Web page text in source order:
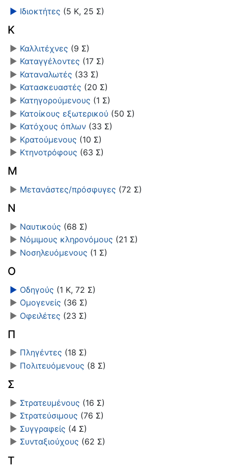
► Ιδιοκτήτες (5 Κ, 25 Σ)
Κ
► Καλλιτέχνες (9 Σ)
► Καταγγέλοντες (17 Σ)
► Καταναλωτές (33 Σ)
► Κατασκευαστές (20 Σ)
► Κατηγορούμενους (1 Σ)
► Κατοίκους εξωτερικού (50 Σ)
► Κατόχους όπλων (33 Σ)
► Κρατούμενους (10 Σ)
► Κτηνοτρόφους (63 Σ)
Μ
► Μετανάστες/πρόσφυγες (72 Σ)
Ν
► Ναυτικούς (68 Σ)
► Νόμιμους κληρονόμους (21 Σ)
► Νοσηλευόμενους (1 Σ)
Ο
► Οδηγούς (1 Κ, 72 Σ)
► Ομογενείς (36 Σ)
► Οφειλέτες (23 Σ)
Π
► Πληγέντες (18 Σ)
► Πολιτευόμενους (8 Σ)
Σ
► Στρατευμένους (16 Σ)
► Στρατεύσιμους (76 Σ)
► Συγγραφείς (4 Σ)
► Συνταξιούχους (62 Σ)
Τ